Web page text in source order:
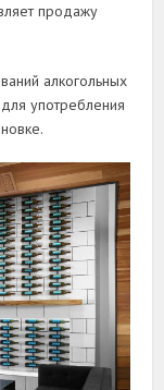
продажу
алкогольных
употребления